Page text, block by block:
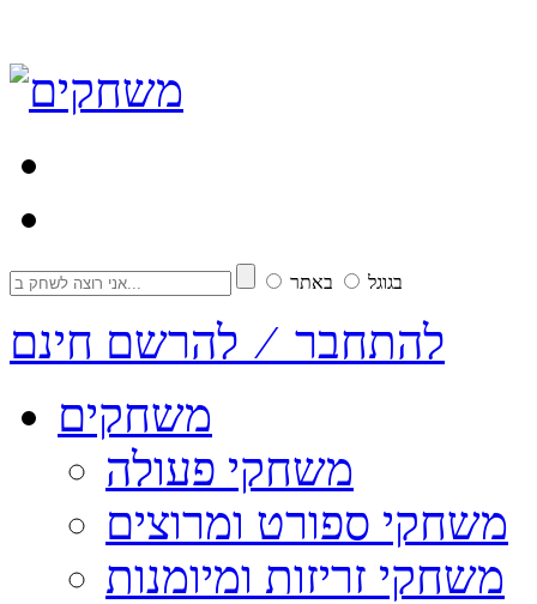
בגוגל באתר
להתחבר ⁄ להרשם חינם
משחקים
משחקי פעולה
משחקי ספורט ומרוצים
משחקי זריזות ומיומנות